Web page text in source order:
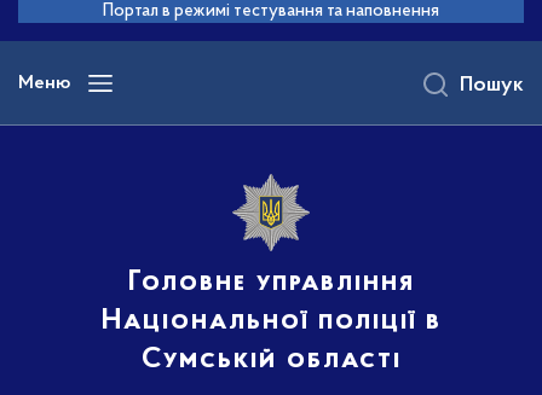
основного
вмісту
Портал в режимі тестування та наповнення
Меню
Головне управління
Національної поліції в
Сумській області
Пошук